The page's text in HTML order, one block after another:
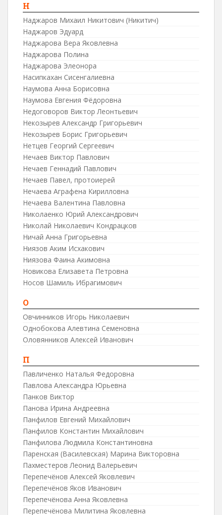
Н
Наджаров Михаил Никитович (Никитич)
Наджаров Эдуард
Наджарова Вера Яковлевна
Наджарова Полина
Наджарова Элеонора
Насипкахан Сисенгалиевна
Наумова Анна Борисовна
Наумова Евгения Фёдоровна
Недоговоров Виктор Леонтьевич
Некозырев Александр Григорьевич
Некозырев Борис Григорьевич
Нетцев Георгий Сергеевич
Нечаев Виктор Павлович
Нечаев Геннадий Павлович
Нечаев Павел, протоиерей
Нечаева Аграфена Кирилловна
Нечаева Валентина Павловна
Николаенко Юрий Александрович
Николай Николаевич Кондрацков
Ничай Анна Григорьевна
Ниязов Аким Исхакович
Ниязова Фаина Акимовна
Новикова Елизавета Петровна
Носов Шамиль Ибрагимович
О
Овчинников Игорь Николаевич
Однобокова Алевтина Семеновна
Оловянников Алексей Иванович
П
Павличенко Наталья Федоровна
Павлова Александра Юрьевна
Панков Виктор
Панова Ирина Андреевна
Панфилов Евгений Михайлович
Панфилов Константин Михайлович
Панфилова Людмила Константиновна
Паренская (Василевская) Марина Викторовна
Пахместеров Леонид Валерьевич
Перепечёнов Алексей Яковлевич
Перепечёнов Яков Иванович
Перепечёнова Анна Яковлевна
Перепечёнова Милитина Яковлевна